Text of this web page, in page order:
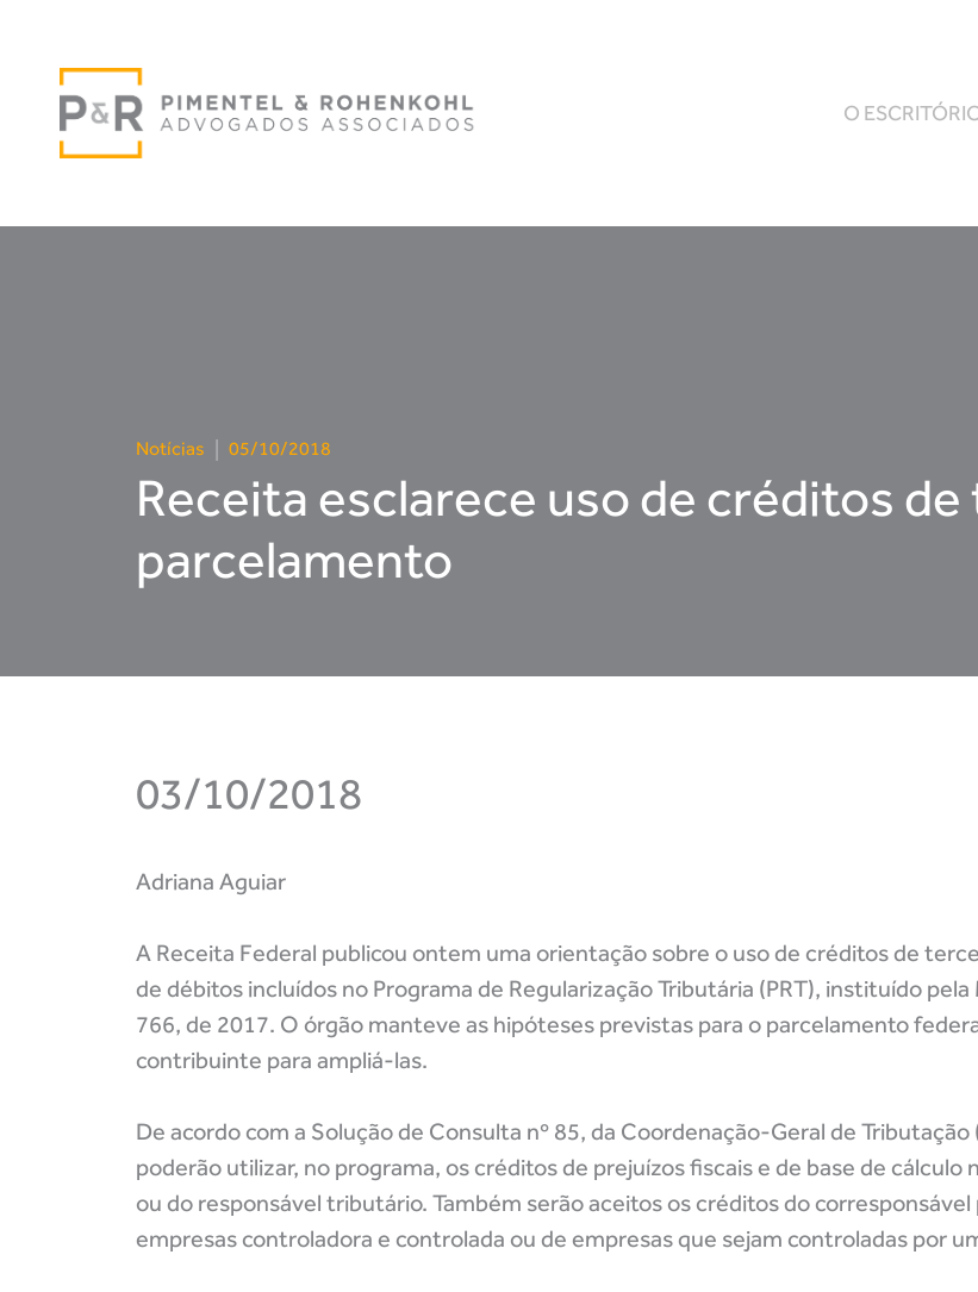
O
Notícias 05/10/2018
Receita esclarece uso de créditos
parcelamento
03/10/2018
Adriana Aguiar
A Receita Federal publicou ontem uma orientação sobre o uso de créditos de
de débitos incluídos no Programa de Regularização Tributária (PRT), instituído pela
766, de 2017. O órgão manteve as hipóteses previstas para o parcelamento
contribuinte para ampliá-las.
De acordo com a Solução de Consulta nº 85, da Coordenação-Geral de
poderão utilizar, no programa, os créditos de prejuízos fiscais e de base de cálculo
ou do responsável tributário. Também serão aceitos os créditos do corresponsável
empresas controladora e controlada ou de empresas que sejam controladas por